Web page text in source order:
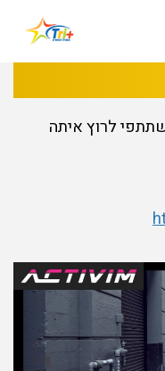
Button used only
לרוץ איתה